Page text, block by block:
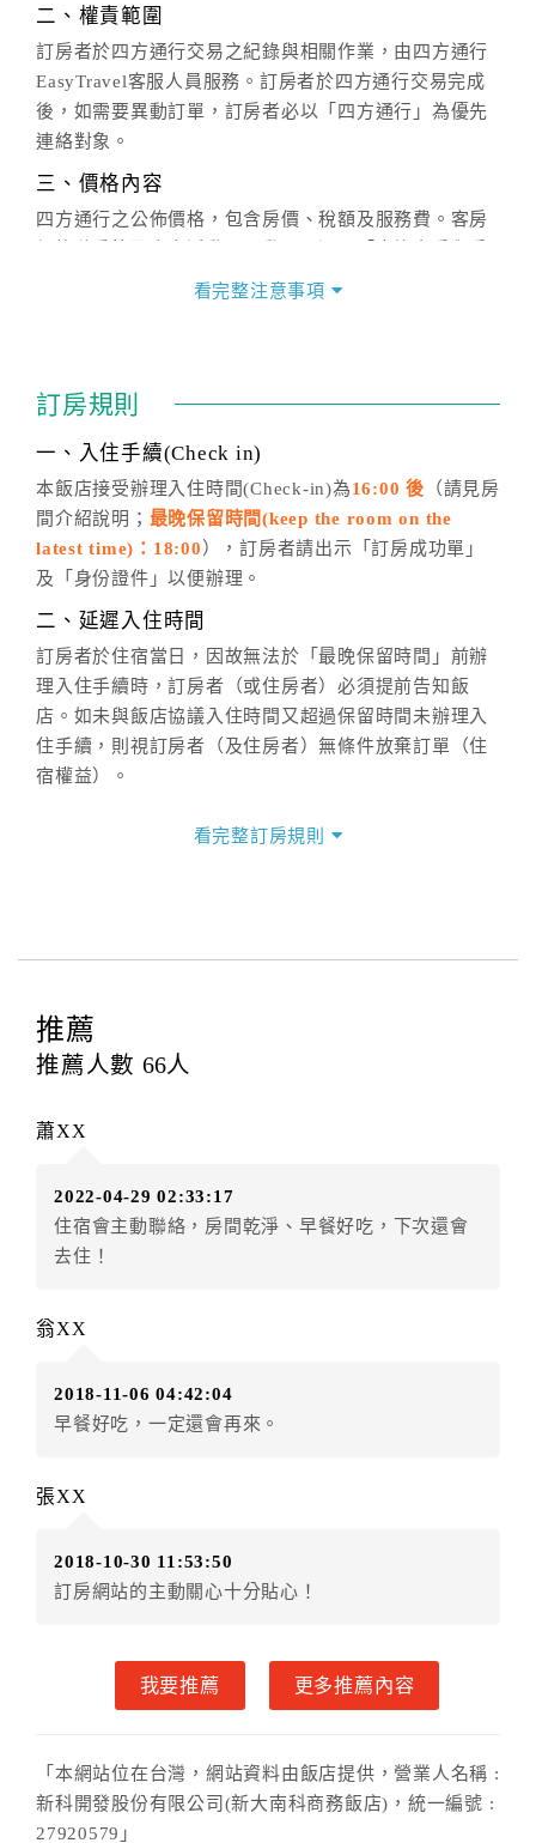
二、權責範圍
訂房者於四方通行交易之紀錄與相關作業，由四方通行
EasyTravel客服人員服務。訂房者於四方通行交易完成
後，如需要異動訂單，訂房者必以「四方通行」為優先
連絡對象。
三、價格內容
四方通行之公佈價格，包含房價、稅額及服務費。客房
價」之當日價格為標準。
話方式異動訂單。
※非客服時間之申辦異動，皆為次日計算及辦理。
五、客服時間
週一至週日，上午9:00～晚上6:00
六、聯絡方式
(07)9682715 。
看完整注意事項
訂房規則
一、入住手續(Check in)
本飯店接受辦理入住時間(Check-in)為16:00 後 （請見房
間介紹說明； 最晚保留時間(keep the room on the
latest time)：18:00），訂房者請出示「訂房成功單」
及「身份證件」以便辦理。
二、延遲入住時間
訂房者於住宿當日，因故無法於「最晚保留時間」前辦
理入住手續時，訂房者（或住房者）必須提前告知飯
店。如未與飯店協議入住時間又超過保留時間未辦理入
住手續，則視訂房者（及住房者）無條件放棄訂單（住
宿權益）。
四、訂單異動
提出申辦不得異動訂單。
每筆訂單異動限定
辦理取消退款。
房者應補足差額。（限原訂飯店）
房者不得要求退其差額。（限原訂飯店）
五、保留住宿權益(保留住房)
（提出申辦日為保留起算日）
店客滿，敬請及早計畫，如逾時未提出申辦，視同無條
件放棄訂單（住宿權益）。 （限原訂飯店使用）
得辦理取消退款。
．訂單異動後，訂單費用總計小於原訂單費用總計時，
訂房者因故取消訂單辦理退款，依下列標準申辦：
◎住房日7天前辦理者，訂單費用扣除總計0%為手續費
◎住房日1天前辦理者，訂單費用扣除總計45%為手續費
◎住房日當日辦理者，訂單費用扣除總計100%為手續費
◎住房日當日不得辦理。
看完整訂房規則
推薦
推薦人數 66人
蕭XX
2022-04-29 02:33:17
住宿會主動聯絡，房間乾淨、早餐好吃，下次還會
去住！
翁XX
2018-11-06 04:42:04
早餐好吃，一定還會再來。
張XX
2018-10-30 11:53:50
訂房網站的主動關心十分貼心！
我要推薦 更多推薦內容
「本網站位在台灣，網站資料由飯店提供，營業人名稱 :
新科開發股份有限公司(新大南科商務飯店)，統一編號 :
27920579」